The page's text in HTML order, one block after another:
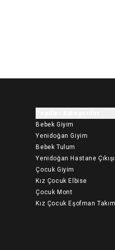
Bebek Giyim
Yenidoğan Giyim
Bebek Tulum
Yenidoğan Hastane Çıkışı
Çocuk Giyim
Kız Çocuk Elbise
Çocuk Mont
Kız Çocuk Eşofman